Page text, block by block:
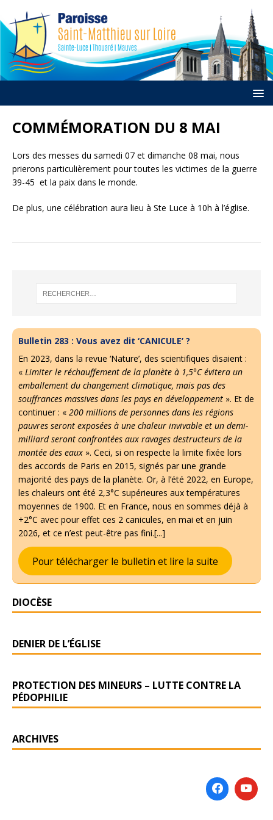
COMMÉMORATION DU 8 MAI
Lors des messes du samedi 07 et dimanche 08 mai, nous
prierons particulièrement pour toutes les victimes de la guerre
39-45 et la paix dans le monde.
De plus, une célébration aura lieu à Ste Luce à 10h à l’église.
Bulletin 283 : Vous avez dit ‘CANICULE’ ?
En 2023, dans la revue ‘Nature’, des scientifiques disaient :
« Limiter le réchauffement de la planète à 1,5°C évitera un
emballement du changement climatique, mais pas des
souffrances massives dans les pays en développement ». Et de
continuer : « 200 millions de personnes dans les régions
pauvres seront exposées à une chaleur invivable et un demi-
milliard seront confrontées aux ravages destructeurs de la
montée des eaux ». Ceci, si on respecte la limite fixée lors
des accords de Paris en 2015, signés par une grande
majorité des pays de la planète. Or, à l’été 2022, en Europe,
les chaleurs ont été 2,3°C supérieures aux températures
moyennes de 1900. Et en France, nous en sommes déjà à
+2°C avec pour effet ces 2 canicules, en mai et en juin
2026, et ce n’est peut-être pas fini.[...]
Pour télécharger le bulletin et lire la suite
DIOCÈSE
DENIER DE L’ÉGLISE
PROTECTION DES MINEURS – LUTTE CONTRE LA
PÉDOPHILIE
ARCHIVES